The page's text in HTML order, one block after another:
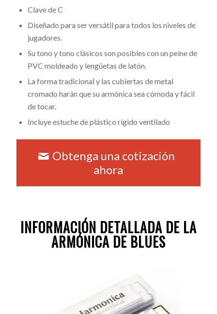
Clave de C
Diseñado para ser versátil para todos los niveles de
jugadores.
Su tono y tono clásicos son posibles con un peine de
PVC moldeado y lengüetas de latón.
La forma tradicional y las cubiertas de metal
cromado harán que su armónica sea cómoda y fácil
de tocar.
Incluye estuche de plástico rígido ventilado
Obtenga una cotización
ahora
INFORMACIÓN DETALLADA DE LA
ARMÓNICA DE BLUES